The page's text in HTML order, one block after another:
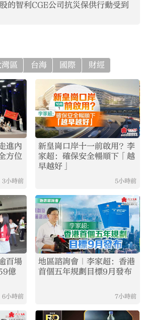
的智利CGE公司抗災保供行動受到
灣區 台海 國際 財經
進內
方位
3小時前
新皇崗口岸十一前啟用？李
家超：確保安全暢順下「越
早越好」
5小時前
百場
億
6小時前
地區諮詢會｜李家超：香港
首個五年規劃目標9月發布
7小時前